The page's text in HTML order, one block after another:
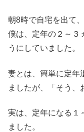
朝8時で自宅を出て
僕は、定年の２～３
うにしていました。
妻とは、簡単に定年
ましたが、「そう、
実は、定年になる１
ました。